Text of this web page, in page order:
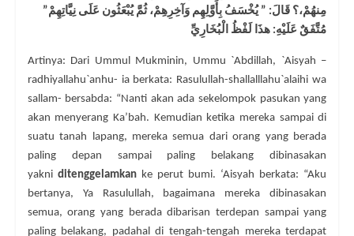
مِنهُمْ،؟ قَالَ: ” يُخْسَفُ بِأَوَّلِهِم وَآخِرِهِمْ، ثُمَّ يُبْعَثُون عَلَى نِيَّاتِهِمْ”
مُتَّفَقٌ عَلَيْهِ: هذَا لَفْظُ الْبُخَارِيِّ
Artinya: Dari Ummul Mukminin, Ummu `Abdillah, `Aisyah –
radhiyallahu`anhu- ia berkata: Rasulullah-shallalllahu`alaihi wa
sallam- bersabda: “Nanti akan ada sekelompok pasukan yang
akan menyerang Ka’bah. Kemudian ketika mereka sampai di
suatu tanah lapang, mereka semua dari orang yang berada
paling depan sampai paling belakang dibinasakan
yakni ditenggelamkanke perut bumi. ‘Aisyah berkata: “Aku
bertanya, Ya Rasulullah, bagaimana mereka dibinasakan
semua, orang yang berada dibarisan terdepan sampai yang
paling belakang, padahal di tengah-tengah mereka terdapat